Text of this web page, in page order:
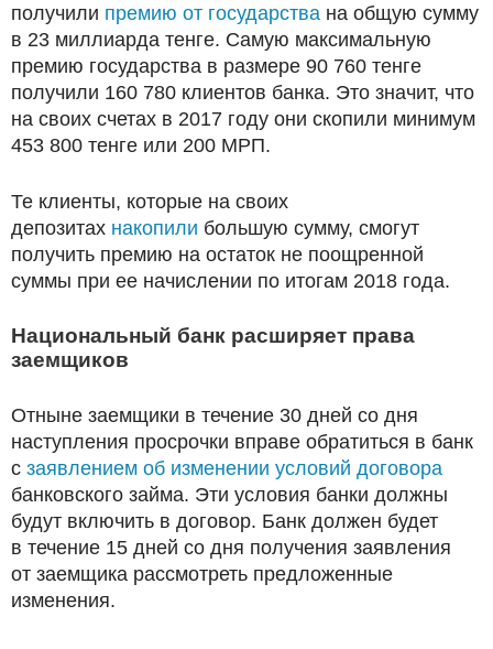
получили премию от государства на общую сумму
в 23 миллиарда тенге. Самую максимальную
премию государства в размере 90 760 тенге
получили 160 780 клиентов банка. Это значит, что
на своих счетах в 2017 году они скопили минимум
453 800 тенге или 200 МРП.
Те клиенты, которые на своих
депозитах накопили большую сумму, смогут
получить премию на остаток не поощренной
суммы при ее начислении по итогам 2018 года.
Национальный банк расширяет права
заемщиков
Отныне заемщики в течение 30 дней со дня
наступления просрочки вправе обратиться в банк
с заявлением об изменении условий договора
банковского займа. Эти условия банки должны
будут включить в договор. Банк должен будет
в течение 15 дней со дня получения заявления
от заемщика рассмотреть предложенные
изменения.